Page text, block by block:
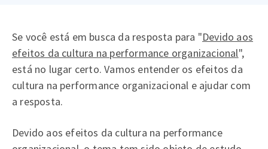
Se você está em busca da resposta para "Devido aos
efeitos da cultura na performance organizacional",
está no lugar certo. Vamos entender os efeitos da
cultura na performance organizacional e ajudar com
a resposta.
Devido aos efeitos da cultura na performance